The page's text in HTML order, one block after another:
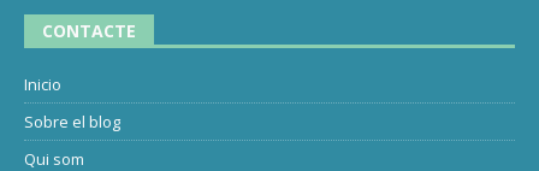
CONTACTE
Inicio
Sobre el blog
Qui som